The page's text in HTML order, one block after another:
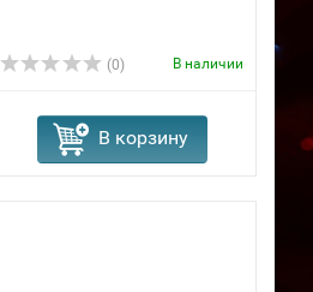
(0) В наличии
В корзину